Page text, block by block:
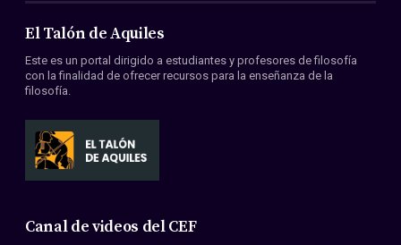
Acerca de nosotros
Miembros
Convenios
El Talón de Aquiles
Este es un portal dirigido a estudiantes y profesores de filosofía
con la finalidad de ofrecer recursos para la enseñanza de la
filosofía.
Canal de videos del CEF